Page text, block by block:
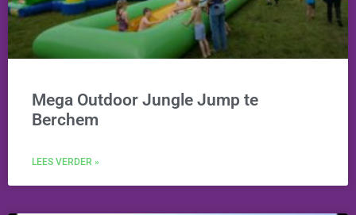
Mega Outdoor Jungle Jump te
Berchem
LEES VERDER »